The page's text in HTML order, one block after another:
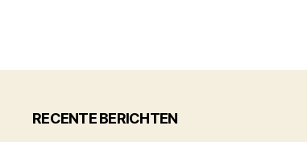
RECENTE BERICHTEN